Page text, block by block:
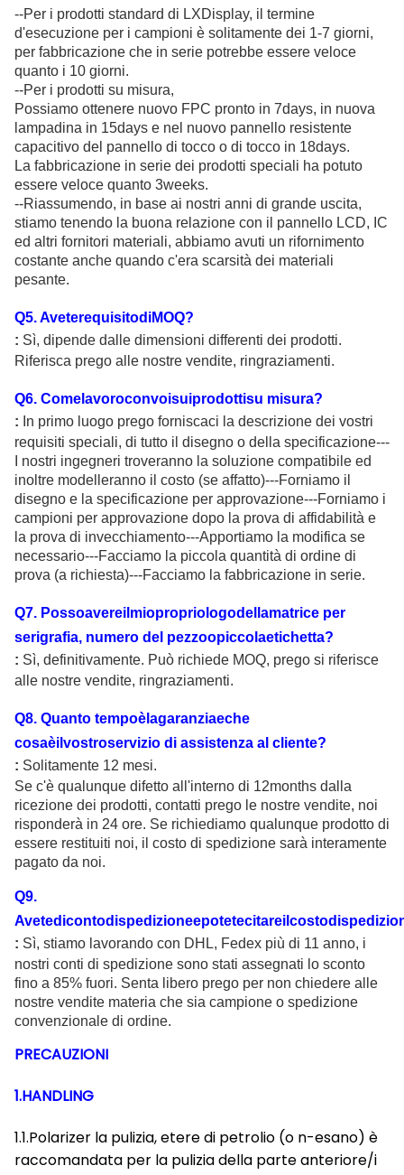
--Per i prodotti standard di LXDisplay, il termine
d'esecuzione per i campioni è solitamente dei 1-7 giorni,
per fabbricazione che in serie potrebbe essere veloce
quanto i 10 giorni.
--Per i prodotti su misura,
Possiamo ottenere nuovo FPC pronto in 7days, in nuova
lampadina in 15days e nel nuovo pannello resistente
capacitivo del pannello di tocco o di tocco in 18days.
La fabbricazione in serie dei prodotti speciali ha potuto
essere veloce quanto 3weeks.
--Riassumendo, in base ai nostri anni di grande uscita,
stiamo tenendo la buona relazione con il pannello LCD, IC
ed altri fornitori materiali, abbiamo avuti un rifornimento
costante anche quando c'era scarsità dei materiali
pesante.
Q5. AveterequisitodiMOQ?
: Sì, dipende dalle dimensioni differenti dei prodotti.
Riferisca prego alle nostre vendite, ringraziamenti.
Q6. Comelavoroconvoisuiprodottisu misura?
: In primo luogo prego forniscaci la descrizione dei vostri
requisiti speciali, di tutto il disegno o della specificazione---
I nostri ingegneri troveranno la soluzione compatibile ed
inoltre modelleranno il costo (se affatto)---Forniamo il
disegno e la specificazione per approvazione---Forniamo i
campioni per approvazione dopo la prova di affidabilità e
la prova di invecchiamento---Apportiamo la modifica se
necessario---Facciamo la piccola quantità di ordine di
prova (a richiesta)---Facciamo la fabbricazione in serie.
Q7. Possoavereilmiopropriologodellamatrice per
serigrafia, numero del pezzoopiccolaetichetta?
: Sì, definitivamente. Può richiede MOQ, prego si riferisce
alle nostre vendite, ringraziamenti.
Q8. Quanto tempoèlagaranziaeche
cosaèilvostroservizio di assistenza al cliente?
: Solitamente 12 mesi.
Se c'è qualunque difetto all'interno di 12months dalla
ricezione dei prodotti, contatti prego le nostre vendite, noi
risponderà in 24 ore. Se richiediamo qualunque prodotto di
essere restituiti noi, il costo di spedizione sarà interamente
pagato da noi.
Q9.
: Sì, stiamo lavorando con DHL, Fedex più di 11 anno, i
nostri conti di spedizione sono stati assegnati lo sconto
fino a 85% fuori. Senta libero prego per non chiedere alle
nostre vendite materia che sia campione o spedizione
convenzionale di ordine.
PRECAUZIONI
1.HANDLING
1.1.Polarizer la pulizia, etere di petrolio (o n-esano) è
raccomandata per la pulizia della parte anteriore/i